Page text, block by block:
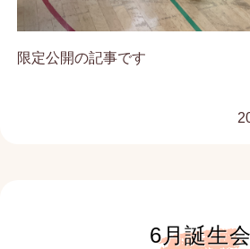
限定公開の記事です
6月誕生会